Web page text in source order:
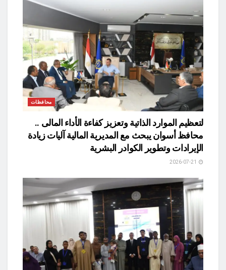
محافظات
لتعظيم الموارد الذاتية وتعزيز كفاءة الأداء المالى ..
محافظ أسوان يبحث مع المديرية المالية آليات زيادة
الإيرادات وتطوير الكوادر البشرية